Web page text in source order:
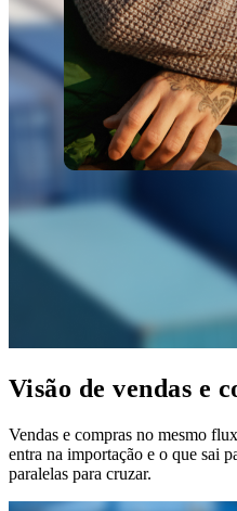
Visão de vendas e
Vendas e compras no mesmo
entra na importação e o que sai
paralelas para cruzar.